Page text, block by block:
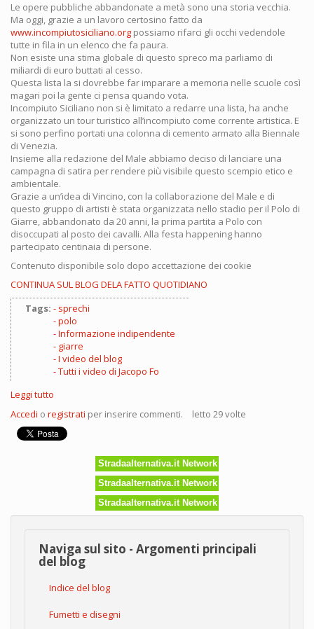
Le opere pubbliche abbandonate a metà sono una storia vecchia.
Ma oggi, grazie a un lavoro certosino fatto da
www.incompiutosiciliano.org possiamo rifarci gli occhi vedendole
tutte in fila in un elenco che fa paura.
Non esiste una stima globale di questo spreco ma parliamo di
miliardi di euro buttati al cesso.
Questa lista la si dovrebbe far imparare a memoria nelle scuole così
magari poi la gente ci pensa quando vota.
Incompiuto Siciliano non si è limitato a redarre una lista, ha anche
organizzato un tour turistico all’incompiuto come corrente artistica. E
si sono perfino portati una colonna di cemento armato alla Biennale
di Venezia.
Insieme alla redazione del Male abbiamo deciso di lanciare una
campagna di satira per rendere più visibile questo scempio etico e
ambientale.
Grazie a un’idea di Vincino, con la collaborazione del Male e di
questo gruppo di artisti è stata organizzata nello stadio per il Polo di
Giarre, abbandonato da 20 anni, la prima partita a Polo con
disoccupati al posto dei cavalli. Alla festa happening hanno
partecipato centinaia di persone.
Contenuto disponibile solo dopo accettazione dei cookie
CONTINUA SUL BLOG DELA FATTO QUOTIDIANO
Tags:
sprechi
polo
Informazione indipendente
giarre
I video del blog
Tutti i video di Jacopo Fo
Leggi tutto
pubbliche,
le
320
incompiute
Accedi o registrati per inserire commenti. letto 29 volte
Stradaalternativa.it Network
Stradaalternativa.it Network
Stradaalternativa.it Network
Naviga sul sito - Argomenti principali
del blog
Indice del blog
Fumetti e disegni